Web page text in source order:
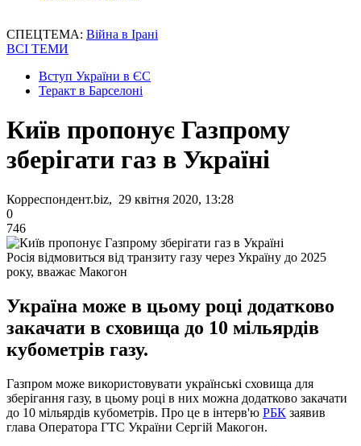
СПЕЦТЕМА: Війна в Ірані
ВСІ ТЕМИ
Вступ України в ЄС
Теракт в Барселоні
Київ пропонує Газпрому
зберігати газ в Україні
Корреспондент.biz, 29 квітня 2020, 13:28
0
746
Росія відмовиться від транзиту газу через Україну до 2025
року, вважає Макогон
Україна може в цьому році додатково
закачати в сховища до 10 мільярдів
кубометрів газу.
Газпром може використовувати українські сховища для
зберігання газу, в цьому році в них можна додатково закачати
до 10 мільярдів кубометрів. Про це в інтерв'ю РБК заявив
глава Оператора ГТС України Сергій Макогон.